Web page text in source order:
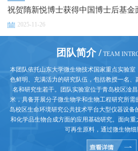
祝贺隋新悦博士获得中国博士后基金
2025-11-26
团队简介 / TEAM
本团队依托山东大学微生物技术国家重点实验
色鲜明、充满活力的研究队伍，包括教授一名
名和研究生若干。团队实验室位于青岛校区淦
米，具备开展分子微生物学和生物工程研究所
岛校区生命环境研究公共技术平台大型仪器设备
和化学品生物合成方面的应用基础研究。面向
可再生原料，通过微生物细